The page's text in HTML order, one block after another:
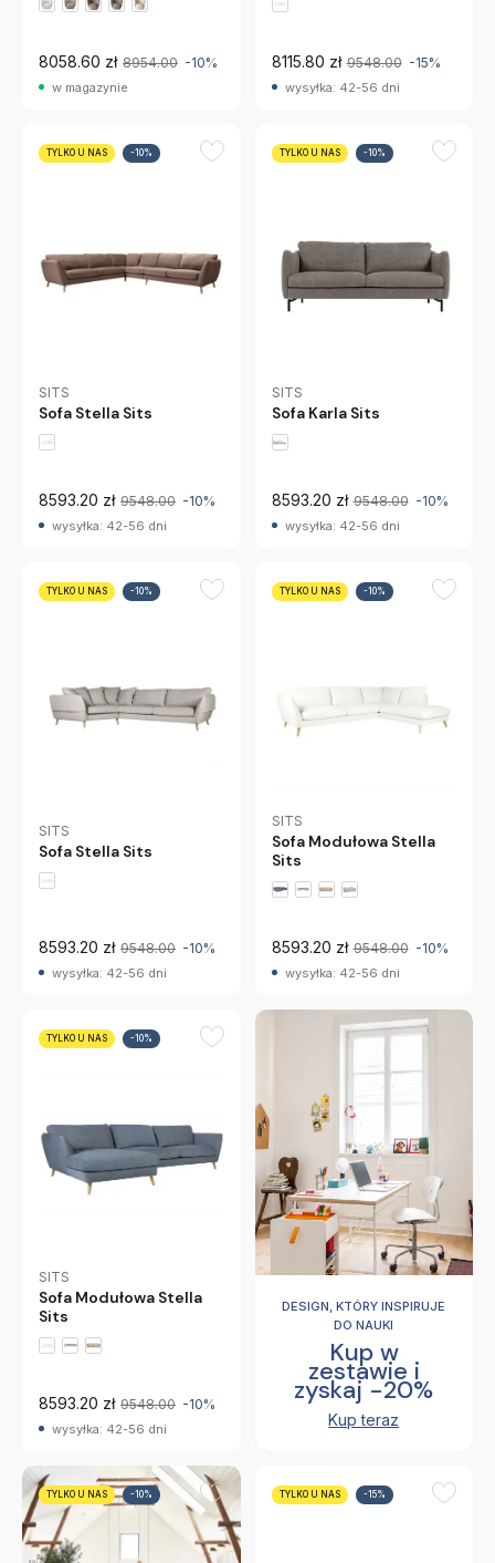
8058.60 zł 8954.00 -10%
w magazynie
8115.80 zł 9548.00 -15%
wysyłka: 42-56 dni
TYLKO U NAS -10%
SITS
Sofa Stella Sits
8593.20 zł 9548.00 -10%
wysyłka: 42-56 dni
TYLKO U NAS -10%
SITS
Sofa Karla Sits
8593.20 zł 9548.00 -10%
wysyłka: 42-56 dni
TYLKO U NAS -10%
SITS
Sofa Stella Sits
8593.20 zł 9548.00 -10%
wysyłka: 42-56 dni
TYLKO U NAS -10%
SITS
Sofa Modułowa Stella
Sits
8593.20 zł 9548.00 -10%
wysyłka: 42-56 dni
TYLKO U NAS -10%
SITS
Sofa Modułowa Stella
Sits
8593.20 zł 9548.00 -10%
wysyłka: 42-56 dni
DESIGN, KTÓRY INSPIRUJE
DO NAUKI
Kup w
zestawie i
zyskaj -20%
Kup teraz
TYLKO U NAS -10%
SITS
TYLKO U NAS -15%